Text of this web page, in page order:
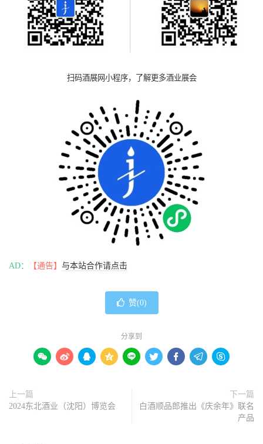
扫码酒展网小程序，了解更多酒业展会
AD： 【通告】 与本站合作请点击
赞(0)
分享到
        
上一篇
2024东北酒业（沈阳）博览会
下一篇
白酒顺品郎推出《庆余年》联名
产品